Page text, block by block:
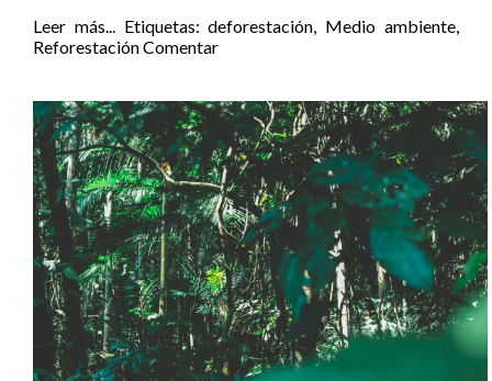
Leer más... Etiquetas:deforestación, Medio ambiente,
ReforestaciónComentar